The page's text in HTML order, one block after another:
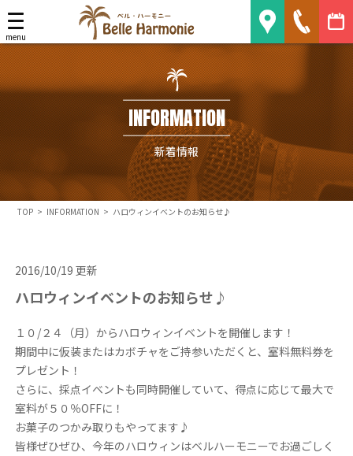
menu
INFORMATION
新着情報
TOP > INFORMATION > ハロウィンイベントのお知らせ♪
2016/10/19 更新
ハロウィンイベントのお知らせ♪
１０/２４（月）からハロウィンイベントを開催します！
期間中に仮装またはカボチャをご持参いただくと、室料無料券を
プレゼント！
さらに、採点イベントも同時開催していて、得点に応じて最大で
室料が５０％OFFに！
お菓子のつかみ取りもやってます♪
皆様ぜひぜひ、今年のハロウィンはベルハーモニーでお過ごしく